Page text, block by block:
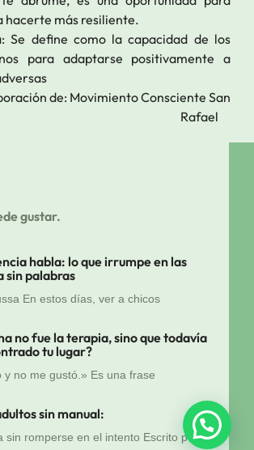
hacerte más resiliente.
Se define como la capacidad de los
para adaptarse positivamente a
de: Movimiento Consciente San
Rafael
gustar.
habla: lo que irrumpe en las
sin palabras
En estos días, ver a chicos
no fue la terapia, sino que todavía
tu lugar?
y no me gustó.» Es una frase
sin manual:
sin romperse en el intento Escrito por